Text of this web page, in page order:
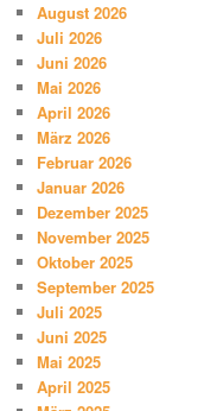
August 2026
Juli 2026
Juni 2026
Mai 2026
April 2026
März 2026
Februar 2026
Januar 2026
Dezember 2025
November 2025
Oktober 2025
September 2025
Juli 2025
Juni 2025
Mai 2025
April 2025